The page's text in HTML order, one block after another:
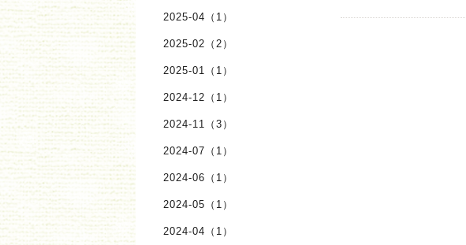
2025-04（1）
2025-02（2）
2025-01（1）
2024-12（1）
2024-11（3）
2024-07（1）
2024-06（1）
2024-05（1）
2024-04（1）